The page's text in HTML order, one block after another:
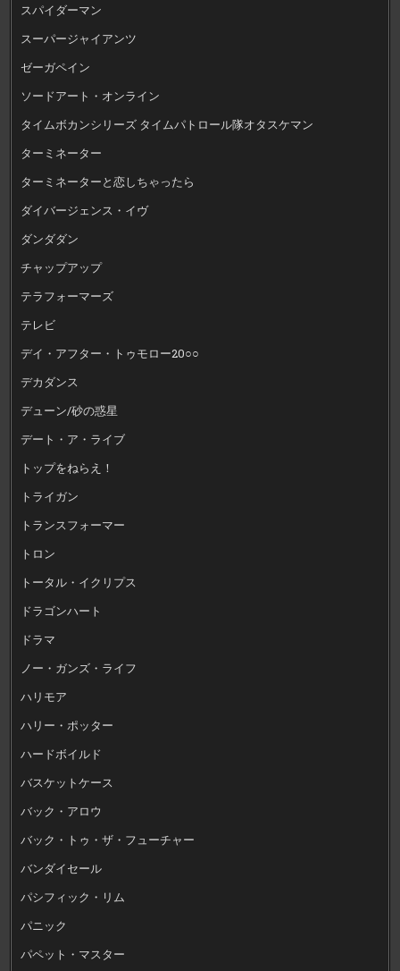
スパイダーマン
スーパージャイアンツ
ゼーガペイン
ソードアート・オンライン
タイムボカンシリーズ タイムパトロール隊オタスケマン
ターミネーター
ターミネーターと恋しちゃったら
ダイバージェンス・イヴ
ダンダダン
チャップアップ
テラフォーマーズ
テレビ
デイ・アフター・トゥモロー20○○
デカダンス
デューン/砂の惑星
デート・ア・ライブ
トップをねらえ！
トライガン
トランスフォーマー
トロン
トータル・イクリプス
ドラゴンハート
ドラマ
ノー・ガンズ・ライフ
ハリモア
ハリー・ポッター
ハードボイルド
バスケットケース
バック・アロウ
バック・トゥ・ザ・フューチャー
バンダイセール
パシフィック・リム
パニック
パペット・マスター